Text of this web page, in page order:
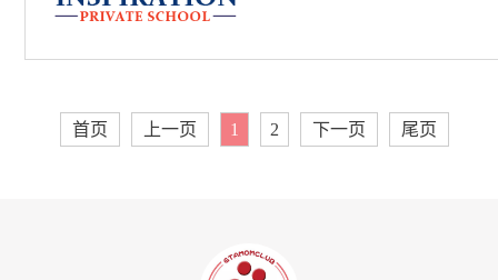
首页 上一页 1 2 下一页 尾页